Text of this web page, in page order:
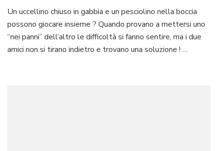
libro
“il
pesce
l’uccellino”
Un uccellino chiuso in gabbia e un pesciolino nella boccia
possono giocare insieme ? Quando provano a mettersi uno
“nei panni” dell’altro le difficoltà si fanno sentire, ma i due
amici non si tirano indietro e trovano una soluzione ! …